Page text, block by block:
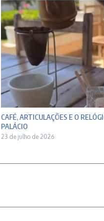
CAFÉ, ARTICULAÇÕES E O
PALÁCIO
23 de julho de 2026